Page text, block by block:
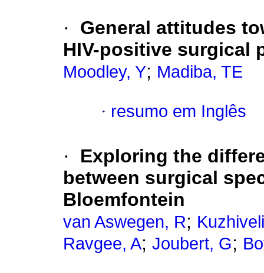
·
General attitudes
HIV-positive surgical
Moodley, Y; Madiba, TE
· resumo em Inglês
·
Exploring the
between surgical
Bloemfontein
van Aswegen, R;
Ravgee, A; Joubert, G;